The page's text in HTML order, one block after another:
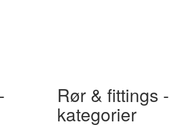
Rør & fittings -
kategorier